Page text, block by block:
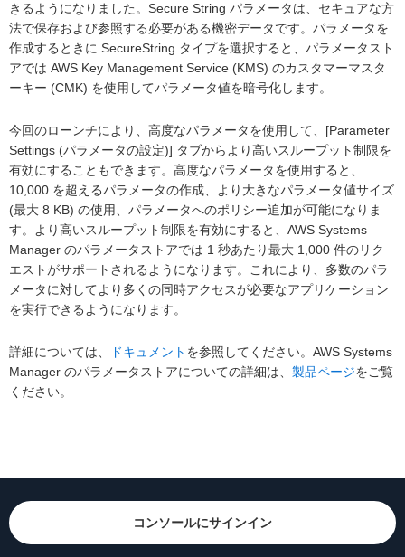
きるようになりました。Secure String パラメータは、セキュアな方
法で保存および参照する必要がある機密データです。パラメータを
作成するときに SecureString タイプを選択すると、パラメータスト
アでは AWS Key Management Service (KMS) のカスタマーマスタ
ーキー (CMK) を使用してパラメータ値を暗号化します。
今回のローンチにより、高度なパラメータを使用して、[Parameter
Settings (パラメータの設定)] タブからより高いスループット制限を
有効にすることもできます。高度なパラメータを使用すると、
10,000 を超えるパラメータの作成、より大きなパラメータ値サイズ
(最大 8 KB) の使用、パラメータへのポリシー追加が可能になりま
す。より高いスループット制限を有効にすると、AWS Systems
Manager のパラメータストアでは 1 秒あたり最大 1,000 件のリク
エストがサポートされるようになります。これにより、多数のパラ
メータに対してより多くの同時アクセスが必要なアプリケーション
を実行できるようになります。
詳細については、 ドキュメント を参照してください。AWS Systems
Manager のパラメータストアについての詳細は、 製品ページをご覧
ください。
コンソールにサインイン